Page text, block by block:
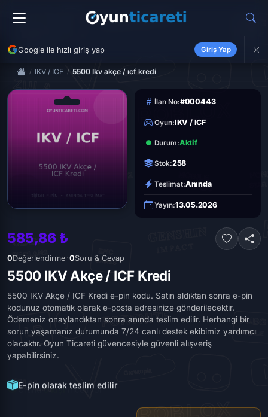
Google ile hızlı giriş yap Giriş Yap
IKV / ICF 5500 Ikv akçe / ıcf kredi
İlan No:#000443
Oyun:IKV / ICF
Durum:Aktif
Stok:258
Teslimat:Anında
Yayın:13.05.2026
585,86 ₺
0Değerlendirme ·0Soru & Cevap
5500 IKV Akçe / ICF Kredi
5500 IKV Akçe / ICF Kredi e-pin kodu. Satın aldıktan sonra e-pin
kodunuz otomatik olarak e-posta adresinize gönderilecektir.
Ödemeniz onaylandıktan sonra anında teslim edilir. Herhangi bir
sorun yaşamanız durumunda 7/24 canlı destek ekibimiz yardımcı
olacaktır. Oyun Ticareti güvencesiyle güvenli alışveriş
yapabilirsiniz.
E-pin olarak teslim edilir